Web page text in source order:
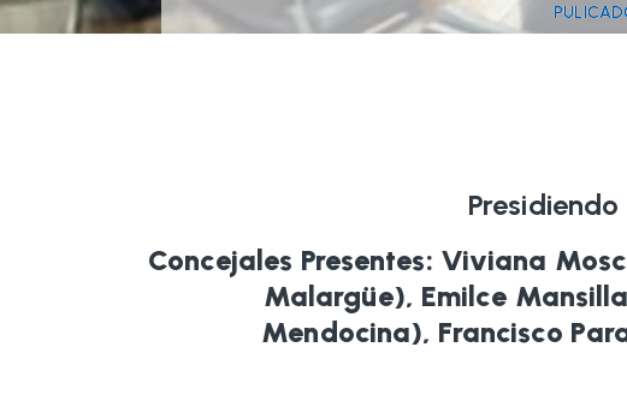
Concejales Presentes: Viviana
Malargüe), Emilce
Mendocina), Francisco